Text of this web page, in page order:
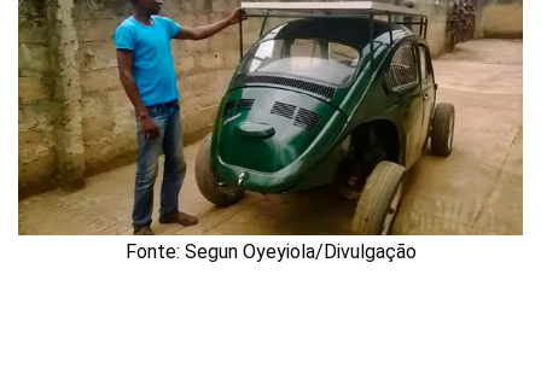
Fonte: Segun Oyeyiola/Divulgação